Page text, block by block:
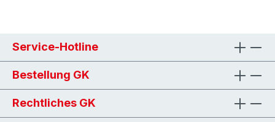
Service-Hotline
Bestellung GK
Rechtliches GK